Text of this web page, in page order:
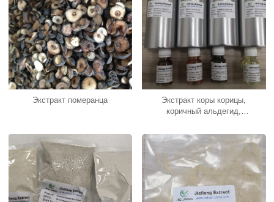
Экстракт померанца
Экстракт коры корицы,
коричный альдегид,